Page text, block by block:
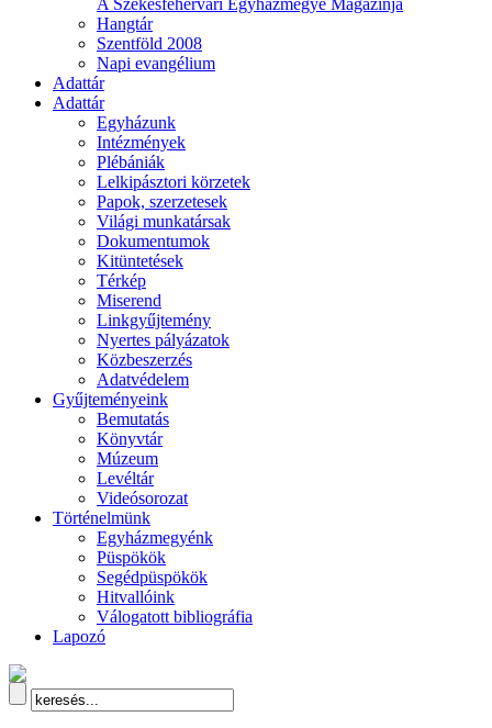
A Székesfehérvári Egyházmegye Magazinja
Hangtár
Szentföld 2008
Napi evangélium
Adattár
Adattár
Egyházunk
Intézmények
Plébániák
Lelkipásztori körzetek
Papok, szerzetesek
Világi munkatársak
Dokumentumok
Kitüntetések
Térkép
Miserend
Linkgyűjtemény
Nyertes pályázatok
Közbeszerzés
Adatvédelem
Gyűjteményeink
Bemutatás
Könyvtár
Múzeum
Levéltár
Videósorozat
Történelmünk
Egyházmegyénk
Püspökök
Segédpüspökök
Hitvallóink
Válogatott bibliográfia
Lapozó